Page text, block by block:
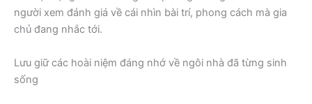
người xem đánh giá về cái nhìn bài trí, phong cách mà gia
chủ đang nhắc tới.
Lưu giữ các hoài niệm đáng nhớ về ngôi nhà đã từng sinh
sống